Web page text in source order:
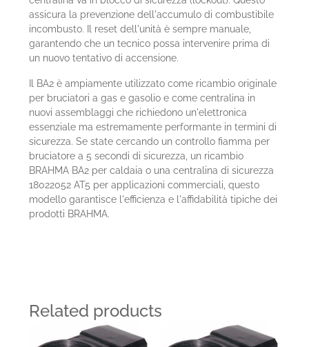
assicura la prevenzione dell'accumulo di combustibile
incombusto. Il reset dell'unità è sempre manuale,
garantendo che un tecnico possa intervenire prima di
un nuovo tentativo di accensione.
Il BA2 è ampiamente utilizzato come ricambio originale
per bruciatori a gas e gasolio e come centralina in
nuovi assemblaggi che richiedono un'elettronica
essenziale ma estremamente performante in termini di
sicurezza. Se state cercando un controllo fiamma per
bruciatore a 5 secondi di sicurezza, un ricambio
BRAHMA BA2 per caldaia o una centralina di sicurezza
18022052 AT5 per applicazioni commerciali, questo
modello garantisce l'efficienza e l'affidabilità tipiche dei
prodotti BRAHMA.
Related products